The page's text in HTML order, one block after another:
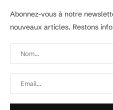
Abonnez-vous à notre
nouveaux articles. Restons